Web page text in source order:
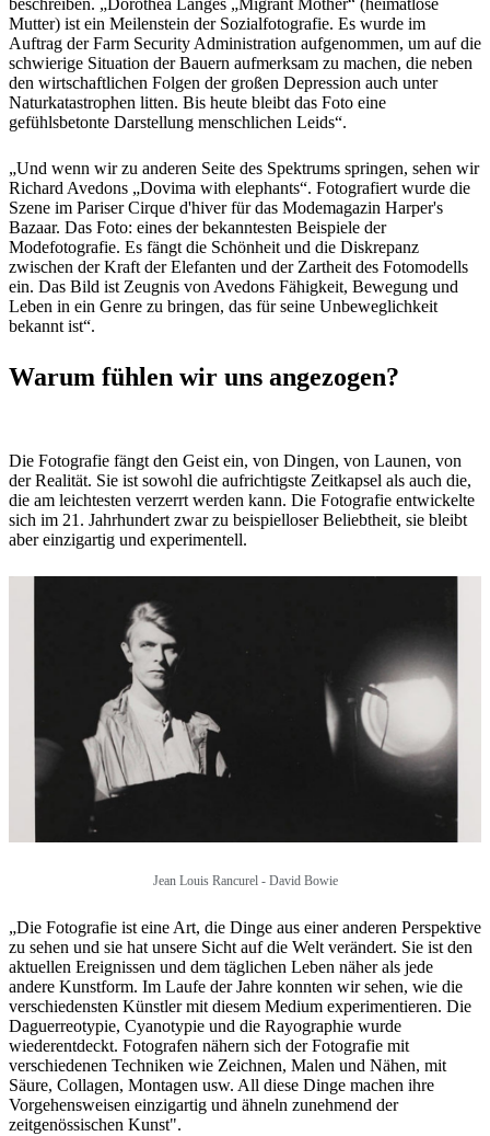
Mutter) ist ein Meilenstein der Sozialfotografie. Es wurde im
Auftrag der Farm Security Administration aufgenommen, um auf die
schwierige Situation der Bauern aufmerksam zu machen, die neben
den wirtschaftlichen Folgen der großen Depression auch unter
Naturkatastrophen litten. Bis heute bleibt das Foto eine
gefühlsbetonte Darstellung menschlichen Leids“.
„Und wenn wir zu anderen Seite des Spektrums springen, sehen wir
Richard Avedons „Dovima with elephants“. Fotografiert wurde die
Szene im Pariser Cirque d'hiver für das Modemagazin Harper's
Bazaar. Das Foto: eines der bekanntesten Beispiele der
Modefotografie. Es fängt die Schönheit und die Diskrepanz
zwischen der Kraft der Elefanten und der Zartheit des Fotomodells
ein. Das Bild ist Zeugnis von Avedons Fähigkeit, Bewegung und
Leben in ein Genre zu bringen, das für seine Unbeweglichkeit
bekannt ist“.
Warum fühlen wir uns angezogen?
Die Fotografie fängt den Geist ein, von Dingen, von Launen, von
der Realität. Sie ist sowohl die aufrichtigste Zeitkapsel als auch die,
die am leichtesten verzerrt werden kann. Die Fotografie entwickelte
sich im 21. Jahrhundert zwar zu beispielloser Beliebtheit, sie bleibt
aber einzigartig und experimentell.
Jean Louis Rancurel - David Bowie
„Die Fotografie ist eine Art, die Dinge aus einer anderen Perspektive
zu sehen und sie hat unsere Sicht auf die Welt verändert. Sie ist den
aktuellen Ereignissen und dem täglichen Leben näher als jede
andere Kunstform. Im Laufe der Jahre konnten wir sehen, wie die
verschiedensten Künstler mit diesem Medium experimentieren. Die
Daguerreotypie, Cyanotypie und die Rayographie wurde
wiederentdeckt. Fotografen nähern sich der Fotografie mit
verschiedenen Techniken wie Zeichnen, Malen und Nähen, mit
Säure, Collagen, Montagen usw. All diese Dinge machen ihre
Vorgehensweisen einzigartig und ähneln zunehmend der
zeitgenössischen Kunst".